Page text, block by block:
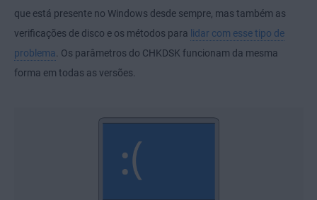
que está presente no Windows desde sempre, mas também as
verificações de disco e os métodos para lidar com esse tipo de
problema . Os parâmetros do CHKDSK funcionam da mesma
forma em todas as versões.